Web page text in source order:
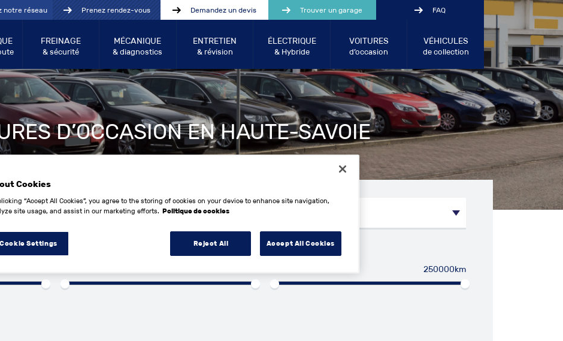
notre réseau Prenez rendez-vous Demandez un devis Trouver un garage FAQ
FREINAGE
& sécurité
MÉCANIQUE
& diagnostics
ENTRETIEN
& révision
ÉLECTRIQUE
& Hybride
VOITURES
d’occasion
VÉHICULES
de collection
D’OCCASION EN HAUTE-SAVOIE
Année entre: Kilométrage entre:
250000km
Cookies
“Accept All Cookies”, you agree to the storing of cookies on your device to enhance site navigation,
site usage, and assist in our marketing efforts. Politique de cookies
Cookie Settings Reject All Accept All Cookies